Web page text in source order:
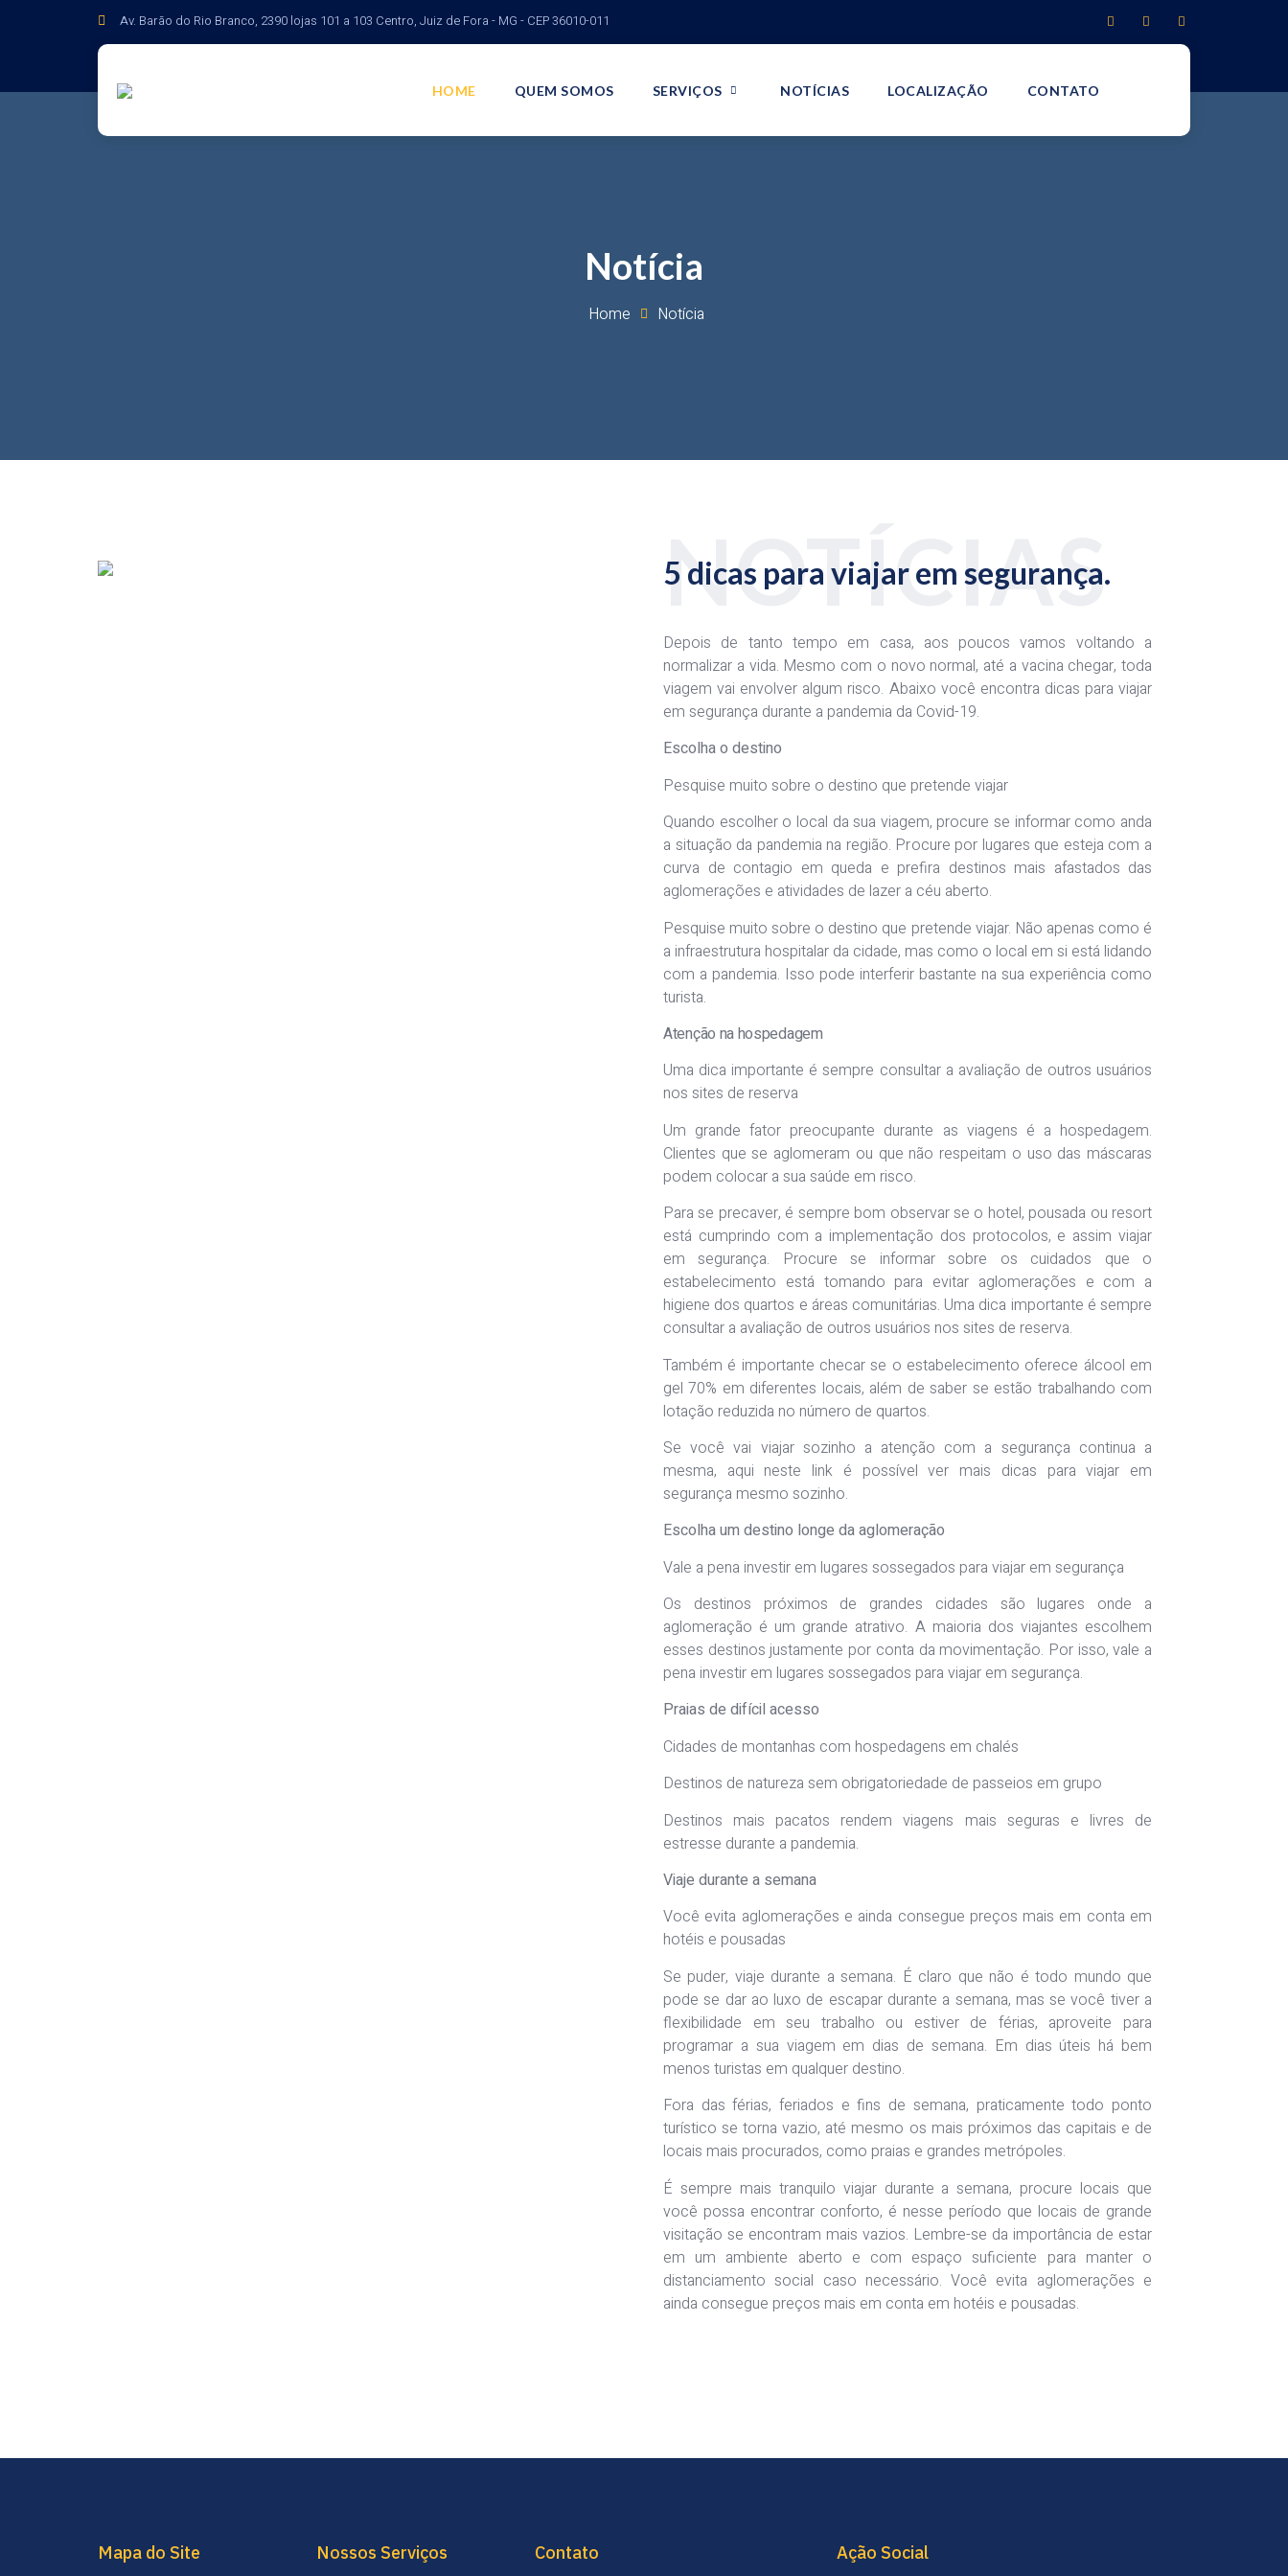
Av. Barão do Rio Branco, 2390 lojas 101 a 103 Centro, Juiz de Fora - MG - CEP 36010-011
HOME QUEM SOMOS SERVIÇOS NOTÍCIAS LOCALIZAÇÃO CONTATO
Notícia
Home Notícia
5 dicas para viajar em segurança.
NOTÍCIAS
Depois de tanto tempo em casa, aos poucos vamos voltando a
normalizar a vida. Mesmo com o novo normal, até a vacina chegar, toda
viagem vai envolver algum risco. Abaixo você encontra dicas para viajar
em segurança durante a pandemia da Covid-19.
Escolha o destino
Pesquise muito sobre o destino que pretende viajar
Quando escolher o local da sua viagem, procure se informar como anda
a situação da pandemia na região. Procure por lugares que esteja com a
curva de contagio em queda e prefira destinos mais afastados das
aglomerações e atividades de lazer a céu aberto.
Pesquise muito sobre o destino que pretende viajar. Não apenas como é
a infraestrutura hospitalar da cidade, mas como o local em si está lidando
com a pandemia. Isso pode interferir bastante na sua experiência como
turista.
Atenção na hospedagem
Uma dica importante é sempre consultar a avaliação de outros usuários
nos sites de reserva
Um grande fator preocupante durante as viagens é a hospedagem.
Clientes que se aglomeram ou que não respeitam o uso das máscaras
podem colocar a sua saúde em risco.
Para se precaver, é sempre bom observar se o hotel, pousada ou resort
está cumprindo com a implementação dos protocolos, e assim viajar
em segurança. Procure se informar sobre os cuidados que o
estabelecimento está tomando para evitar aglomerações e com a
higiene dos quartos e áreas comunitárias. Uma dica importante é sempre
consultar a avaliação de outros usuários nos sites de reserva.
Também é importante checar se o estabelecimento oferece álcool em
gel 70% em diferentes locais, além de saber se estão trabalhando com
lotação reduzida no número de quartos.
Se você vai viajar sozinho a atenção com a segurança continua a
mesma, aqui neste link é possível ver mais dicas para viajar em
segurança mesmo sozinho.
Escolha um destino longe da aglomeração
Vale a pena investir em lugares sossegados para viajar em segurança
Os destinos próximos de grandes cidades são lugares onde a
aglomeração é um grande atrativo. A maioria dos viajantes escolhem
esses destinos justamente por conta da movimentação. Por isso, vale a
pena investir em lugares sossegados para viajar em segurança.
Praias de difícil acesso
Cidades de montanhas com hospedagens em chalés
Destinos de natureza sem obrigatoriedade de passeios em grupo
Destinos mais pacatos rendem viagens mais seguras e livres de
estresse durante a pandemia.
Viaje durante a semana
Você evita aglomerações e ainda consegue preços mais em conta em
hotéis e pousadas
Se puder, viaje durante a semana. É claro que não é todo mundo que
pode se dar ao luxo de escapar durante a semana, mas se você tiver a
flexibilidade em seu trabalho ou estiver de férias, aproveite para
programar a sua viagem em dias de semana. Em dias úteis há bem
menos turistas em qualquer destino.
Fora das férias, feriados e fins de semana, praticamente todo ponto
turístico se torna vazio, até mesmo os mais próximos das capitais e de
locais mais procurados, como praias e grandes metrópoles.
É sempre mais tranquilo viajar durante a semana, procure locais que
você possa encontrar conforto, é nesse período que locais de grande
visitação se encontram mais vazios. Lembre-se da importância de estar
em um ambiente aberto e com espaço suficiente para manter o
distanciamento social caso necessário. Você evita aglomerações e
ainda consegue preços mais em conta em hotéis e pousadas.
Mapa do Site Nossos Serviços Contato Ação Social